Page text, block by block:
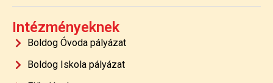
Intézményeknek
Boldog Óvoda pályázat
Boldog Iskola pályázat